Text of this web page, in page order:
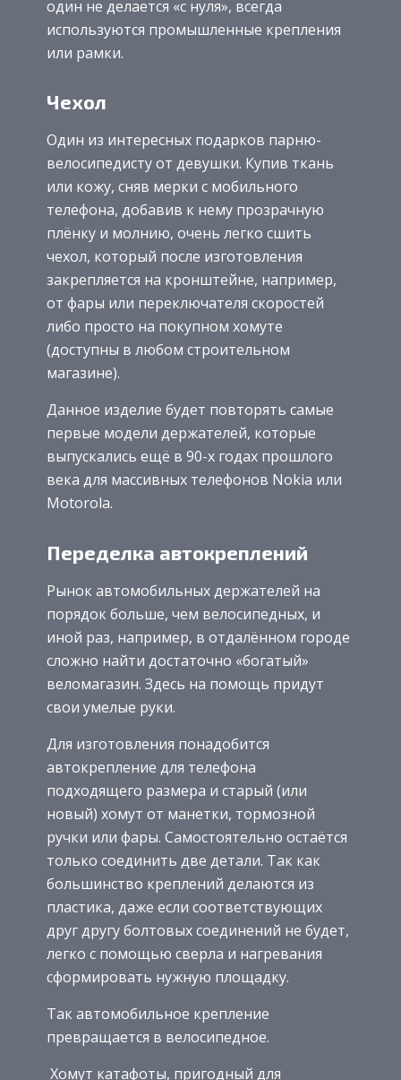
один не делается «с нуля», всегда
используются промышленные крепления
или рамки.
Чехол
Один из интересных подарков парню-
велосипедисту от девушки. Купив ткань
или кожу, сняв мерки с мобильного
телефона, добавив к нему прозрачную
плёнку и молнию, очень легко сшить
чехол, который после изготовления
закрепляется на кронштейне, например,
от фары или переключателя скоростей
либо просто на покупном хомуте
(доступны в любом строительном
магазине).
Данное изделие будет повторять самые
первые модели держателей, которые
выпускались ещё в 90-х годах прошлого
века для массивных телефонов Nokia или
Motorola.
Переделка автокреплений
Рынок автомобильных держателей на
порядок больше, чем велосипедных, и
иной раз, например, в отдалённом городе
сложно найти достаточно «богатый»
веломагазин. Здесь на помощь придут
свои умелые руки.
Для изготовления понадобится
автокрепление для телефона
подходящего размера и старый (или
новый) хомут от манетки, тормозной
ручки или фары. Самостоятельно остаётся
только соединить две детали. Так как
большинство креплений делаются из
пластика, даже если соответствующих
друг другу болтовых соединений не будет,
легко с помощью сверла и нагревания
сформировать нужную площадку.
Так автомобильное крепление
превращается в велосипедное.
Хомут катафоты, пригодный для